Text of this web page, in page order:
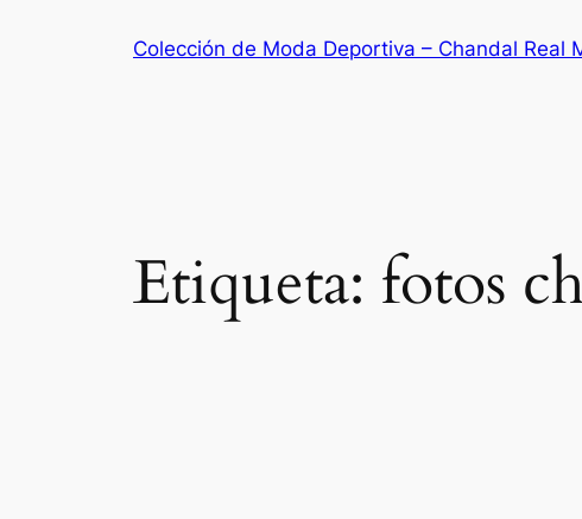
Colección de Moda Deportiva – Chandal Real
Etiqueta: fotos